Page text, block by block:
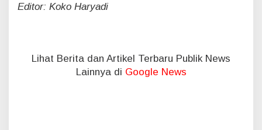
Editor: Koko Haryadi
Lihat Berita dan Artikel Terbaru Publik News
Lainnya di Google News